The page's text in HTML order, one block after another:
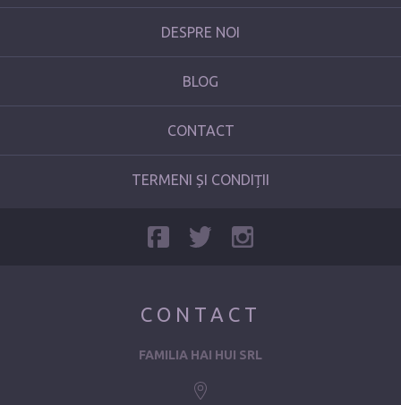
DESPRE NOI
BLOG
CONTACT
TERMENI ȘI CONDIȚII
CONTACT
FAMILIA HAI HUI SRL